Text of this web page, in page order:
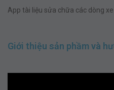
App tài liệu sửa chữa các dòng xe
Giới thiệu sản phầm và